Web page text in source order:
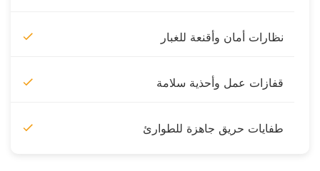
نظارات أمان وأقنعة للغبار
قفازات عمل وأحذية سلامة
طفايات حريق جاهزة للطوارئ